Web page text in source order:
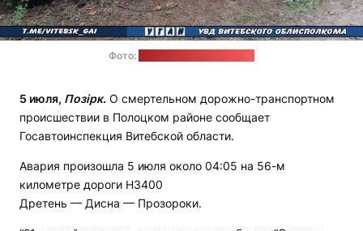
Фото:
5 июля, Позірк. О смертельном дорожно-транспортном
происшествии в Полоцком районе сообщает
Госавтоинспекция Витебской области.
Авария произошла 5 июля около 04:05 на 56-м
километре дороги Н3400
Дретень — Дисна — Прозороки.